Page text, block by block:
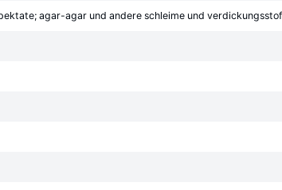
agar-agar und andere schleime und